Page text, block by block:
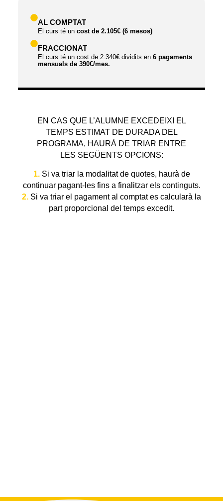
AL COMPTAT
El curs té un cost de 2.105€ (6 mesos)
FRACCIONAT
El curs té un cost de 2.340€ dividits en 6 pagaments
mensuals de 390€/mes.
EN CAS QUE L’ALUMNE EXCEDEIXI EL
TEMPS ESTIMAT DE DURADA DEL
PROGRAMA, HAURÀ DE TRIAR ENTRE
LES SEGÜENTS OPCIONS:
1. Si va triar la modalitat de quotes, haurà de
continuar pagant-les fins a finalitzar els continguts.
2. Si va triar el pagament al comptat es calcularà la
part proporcional del temps excedit.